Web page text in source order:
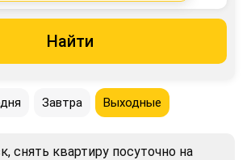
Найти
Завтра Выходные
снять квартиру посуточно на